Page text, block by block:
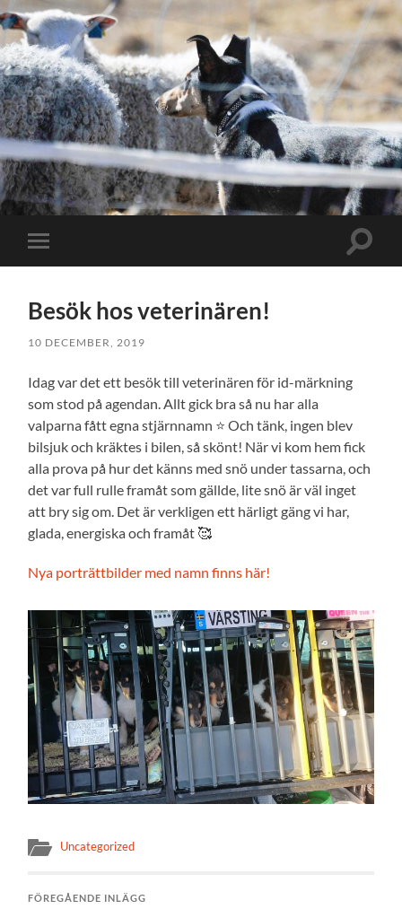
Slå
på/av
Slå
Besök hos veterinären!
10 DECEMBER, 2019
Idag var det ett besök till veterinären för id-märkning
som stod på agendan. Allt gick bra så nu har alla
valparna fått egna stjärnnamn ⭐ Och tänk, ingen blev
bilsjuk och kräktes i bilen, så skönt! När vi kom hem fick
alla prova på hur det känns med snö under tassarna, och
det var full rulle framåt som gällde, lite snö är väl inget
att bry sig om. Det är verkligen ett härligt gäng vi har,
glada, energiska och framåt 🥰
Nya porträttbilder med namn finns här!
Uncategorized
FÖREGÅENDE INLÄGG